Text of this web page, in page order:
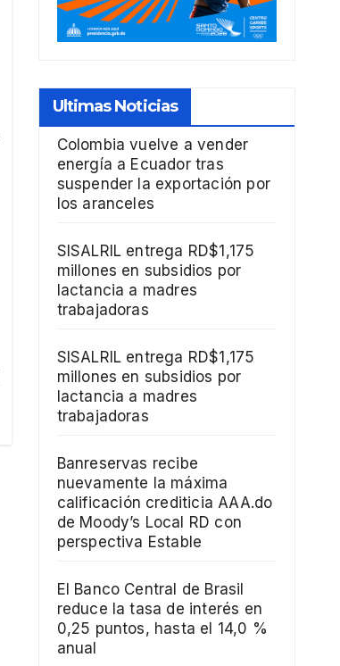
Ultimas Noticias
Colombia vuelve a vender
energía a Ecuador tras
suspender la exportación por
los aranceles
SISALRIL entrega RD$1,175
millones en subsidios por
lactancia a madres
trabajadoras
SISALRIL entrega RD$1,175
millones en subsidios por
lactancia a madres
trabajadoras
Banreservas recibe
nuevamente la máxima
calificación crediticia AAA.do
de Moody’s Local RD con
perspectiva Estable
El Banco Central de Brasil
reduce la tasa de interés en
0,25 puntos, hasta el 14,0 %
anual